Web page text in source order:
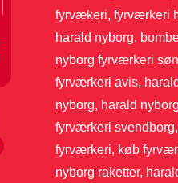
fyrvækeri, fyrværkeri
harald nyborg,
nyborg fyrværkeri
fyrværkeri avis,
nyborg, harald
fyrværkeri
fyrværkeri, køb
nyborg raketter,